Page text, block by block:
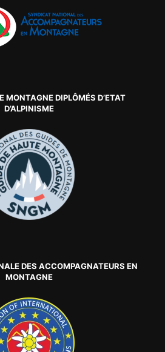
MONTAGNE DIPLÔMÉS D’ETAT
D’ALPINISME
DES ACCOMPAGNATEURS EN
MONTAGNE